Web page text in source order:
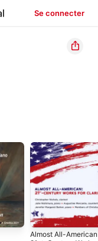
Se connecter
Almost All-